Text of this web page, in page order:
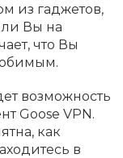
из гаджетов,
ли Вы на
что Вы
возможность
Goose VPN.
как
в